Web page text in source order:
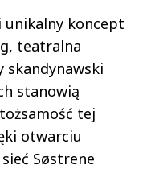
unikalny koncept
teatralna
skandynawski
stanowią
tej
otwarciu
Søstrene